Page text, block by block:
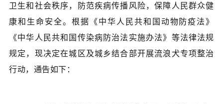
卫生和社会秩序，防范疾病传播风险，保障人民群众健
康和生命安全。根据《中华人民共和国动物防疫法》
《中华人民共和国传染病防治法实施办法》等法律法规
规定，现决定在城区及城乡结合部开展流浪犬专项整治
行动，通告如下：